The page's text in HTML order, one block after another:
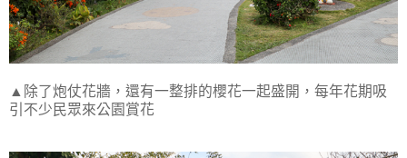
▲除了炮仗花牆，還有一整排的櫻花一起盛開，每年花期吸
引不少民眾來公園賞花